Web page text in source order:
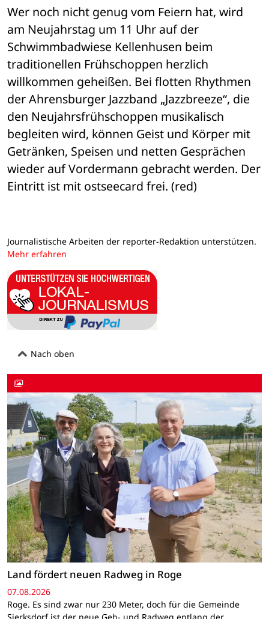
Wer noch nicht genug vom Feiern hat, wird
am Neujahrstag um 11 Uhr auf der
Schwimmbadwiese Kellenhusen beim
traditionellen Frühschoppen herzlich
willkommen geheißen. Bei flotten Rhythmen
der Ahrensburger Jazzband „Jazzbreeze“, die
den Neujahrsfrühschoppen musikalisch
begleiten wird, können Geist und Körper mit
Getränken, Speisen und netten Gesprächen
wieder auf Vordermann gebracht werden. Der
Eintritt ist mit ostseecard frei. (red)
Journalistische Arbeiten der reporter-Redaktion unterstützen.
Mehr erfahren
Nach oben
Land fördert neuen Radweg in Roge
07.08.2026
Roge. Es sind zwar nur 230 Meter, doch für die Gemeinde